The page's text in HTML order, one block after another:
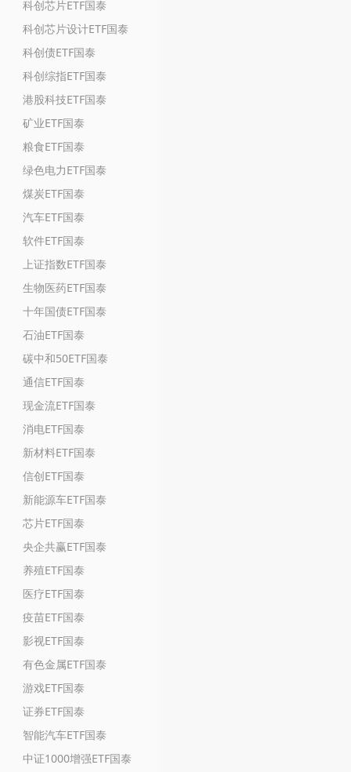
科创芯片ETF国泰
科创芯片设计ETF国泰
科创债ETF国泰
科创综指ETF国泰
港股科技ETF国泰
矿业ETF国泰
粮食ETF国泰
绿色电力ETF国泰
煤炭ETF国泰
汽车ETF国泰
软件ETF国泰
上证指数ETF国泰
生物医药ETF国泰
十年国债ETF国泰
石油ETF国泰
碳中和50ETF国泰
通信ETF国泰
现金流ETF国泰
消电ETF国泰
新材料ETF国泰
信创ETF国泰
新能源车ETF国泰
芯片ETF国泰
央企共赢ETF国泰
养殖ETF国泰
医疗ETF国泰
疫苗ETF国泰
影视ETF国泰
有色金属ETF国泰
游戏ETF国泰
证券ETF国泰
智能汽车ETF国泰
中证1000增强ETF国泰